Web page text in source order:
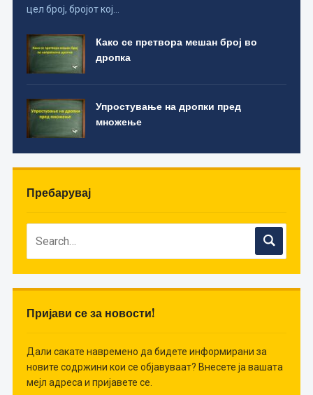
цел број, бројот кој…
Како се претвора мешан број во
дропка
Упростување на дропки пред
множење
Пребарувај
Пријави се за новости!
Дали сакате навремено да бидете информирани за
новите содржини кои се објавуваат? Внесете ја вашата
мејл адреса и пријавете се.